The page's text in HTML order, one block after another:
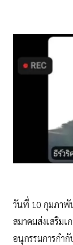
วันที่ 10 กุมภาพั
สมาคมส่งเสริม
อนุกรรมการกำ